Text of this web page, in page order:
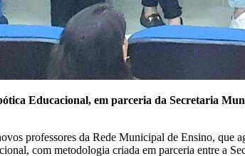
Educacional, em parceria da Secretaria
professores da Rede Municipal de Ensino,
com metodologia criada em parceria entre a